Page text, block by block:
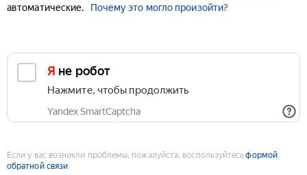
автоматические.
Почему это могло произойти?
Я не робот
Нажмите, чтобы продолжить
Yandex SmartCaptcha
Если у вас возникли проблемы, пожалуйста, воспользуйтесьформой
обратной связи